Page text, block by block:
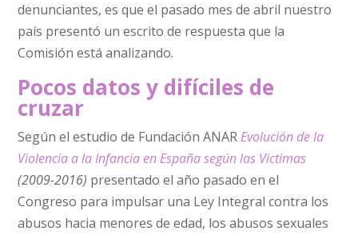
denunciantes, es que el pasado mes de abril nuestro
país presentó un escrito de respuesta que la
Comisión está analizando.
Pocos datos y difíciles de
cruzar
Según el estudio de Fundación ANAREvolución de la
Violencia a la Infancia en España según las Victimas
(2009-2016) presentado el año pasado en el
Congreso para impulsar una Ley Integral contra los
abusos hacia menores de edad, los abusos sexuales